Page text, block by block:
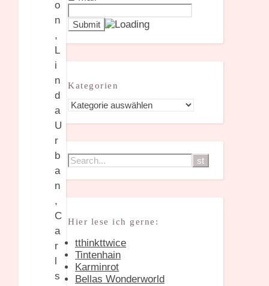
Kategorien
Kategorien
Hier lese ich gerne:
tthinkttwice
Tintenhain
Karminrot
Bellas Wonderworld